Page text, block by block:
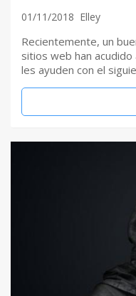
01/11/2018 Elley
Recientemente, un
sitios web han
les ayuden con el